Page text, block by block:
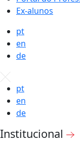
Ex-alunos
pt
en
de
pt
en
de
Institucional